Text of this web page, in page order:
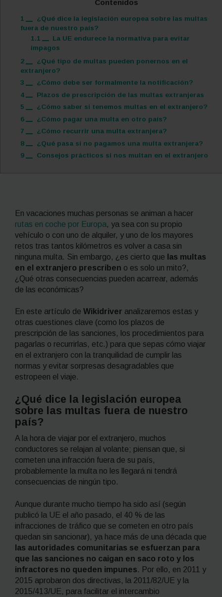
Contenidos
1
¿Qué dice la legislación europea sobre las multas
fuera de nuestro país?
1.1
La UE endurece la normativa para evitar
impagos
2
¿Qué tipo de multas pueden ponernos en el
extranjero?
3
¿Cómo debe ser formalmente la notificación?
4
Plazos de prescripción de las multas extranjeras
5
¿Cómo saber si tenemos multas en el extranjero?
6
¿Cómo pagar una multa en otro país?
7
¿Cómo recurrir una multa extranjera?
8
¿Qué pasa si no pagamos una multa extranjera?
9
Consejos prácticos si nos multan en el extranjero
En vacaciones muchas personas se animan a hacer
rutas en coche por Europa, ya sea con su propio
vehículo o con uno de alquiler, y uno de los mayores
retos tras tantos kilómetros es volver a casa sin
ninguna multa. Sin embargo, ¿es cierto que las multas
en el extranjero prescriben o es solo un mito?,
¿Qué otras consecuencias pueden acarrear, además
de las económicas?
En este artículo de Wikidriver analizaremos estas y
otras cuestiones clave (como los plazos de
prescripción de las sanciones, los procedimientos para
pagarlas o recurrirlas, etc.) para que sepas cómo viajar
en el extranjero con la tranquilidad de cumplir las
normas y evitar sorpresas desagradables que
estropeen el viaje.
¿Qué dice la legislación europea
sobre las multas fuera de nuestro
país?
A la hora de viajar por el extranjero, muchos
conductores se relajan al volante; piensan que, si
cometen una infracción fuera de su país,
probablemente la multa no les llegará ni tendrá
consecuencias de ningún tipo.
Aunque durante mucho tiempo ha sido así (según
publicó la UE el año pasado, el 40 % de las
infracciones de tráfico que se cometen en otro país
quedan sin sancionar), ya hace más de una década que
las autoridades comunitarias se esfuerzan para
que las sanciones no caigan en saco roto y los
infractores no queden impunes. Por ello, en 2011 y
2015 aprobaron dos directivas, la 2011/82/UE y la
2015/413/UE, para facilitar el intercambio